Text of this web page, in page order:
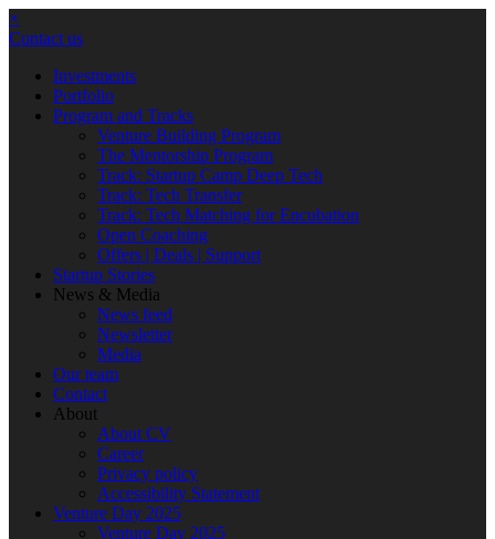
×
Contact us
Investments
Portfolio
Program and Tracks
Venture Building Program
The Mentorship Program
Track: Startup Camp Deep Tech
Track: Tech Transfer
Track: Tech Matching for Encubation
Open Coaching
Offers | Deals | Support
Startup Stories
News & Media
News feed
Newsletter
Media
Our team
Contact
About
About CV
Career
Privacy policy
Accessibility Statement
Venture Day 2025
Venture Day 2025